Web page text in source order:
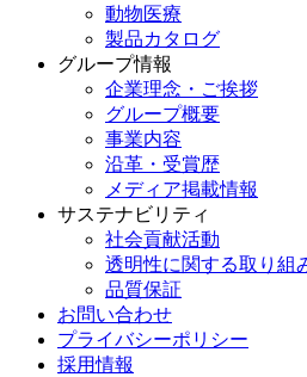
動物医療
製品カタログ
グループ情報
企業理念・ご挨拶
グループ概要
事業内容
沿革・受賞歴
メディア掲載情報
サステナビリティ
社会貢献活動
透明性に関する取り組
品質保証
お問い合わせ
プライバシーポリシー
採用情報